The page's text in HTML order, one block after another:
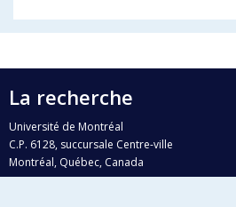
La recherche
Université de Montréal
C.P. 6128, succursale Centre-ville
Montréal, Québec, Canada
H3C 3J7